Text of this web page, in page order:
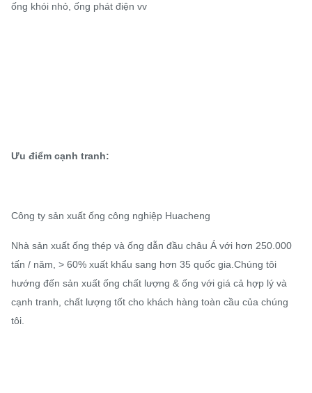
ống khói nhỏ, ống phát điện vv
Ưu điểm cạnh tranh:
Công ty sản xuất ống công nghiệp Huacheng
Nhà sản xuất ống thép và ống dẫn đầu châu Á với hơn 250.000
tấn / năm, > 60% xuất khẩu sang hơn 35 quốc gia.Chúng tôi
hướng đến sản xuất ống chất lượng & ống với giá cả hợp lý và
cạnh tranh, chất lượng tốt cho khách hàng toàn cầu của chúng
tôi.